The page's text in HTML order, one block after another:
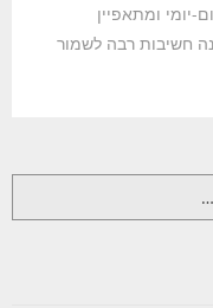
יומי ומתאפיין
חשיבות רבה לשמור